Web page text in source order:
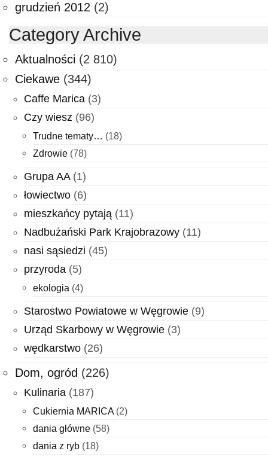
grudzień 2012 (2)
Category Archive
Aktualności (2 810)
Ciekawe (344)
Caffe Marica (3)
Czy wiesz (96)
Trudne tematy… (18)
Zdrowie (78)
Grupa AA(1)
łowiectwo (6)
mieszkańcy pytają (11)
Nadbużański Park Krajobrazowy (11)
nasi sąsiedzi (45)
przyroda (5)
ekologia (4)
Starostwo Powiatowe w Węgrowie (9)
Urząd Skarbowy w Węgrowie (3)
wędkarstwo (26)
Dom, ogród (226)
Kulinaria (187)
Cukiernia MARICA(2)
dania główne (58)
dania z ryb (18)